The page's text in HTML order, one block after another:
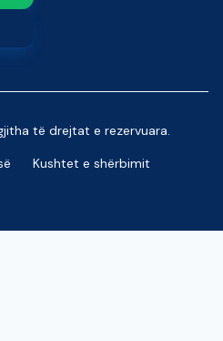
të drejtat e rezervuara.
Kushtet e shërbimit